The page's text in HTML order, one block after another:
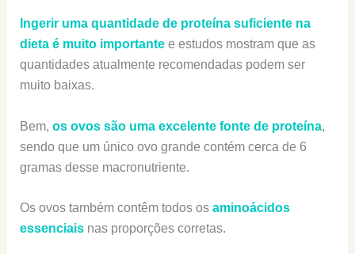
Ingerir uma quantidade de proteína suficiente na
dieta é muito importantee estudos mostram que as
quantidades atualmente recomendadas podem ser
muito baixas.
Bem, os ovos são uma excelente fonte de proteína,
sendo que um único ovo grande contém cerca de 6
gramas desse macronutriente.
Os ovos também contêm todos os aminoácidos
essenciaisnas proporções corretas.